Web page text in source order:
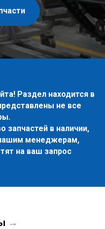
Раздел находится в
не все
запчастей в наличии,
менеджерам,
на ваш запрос
→